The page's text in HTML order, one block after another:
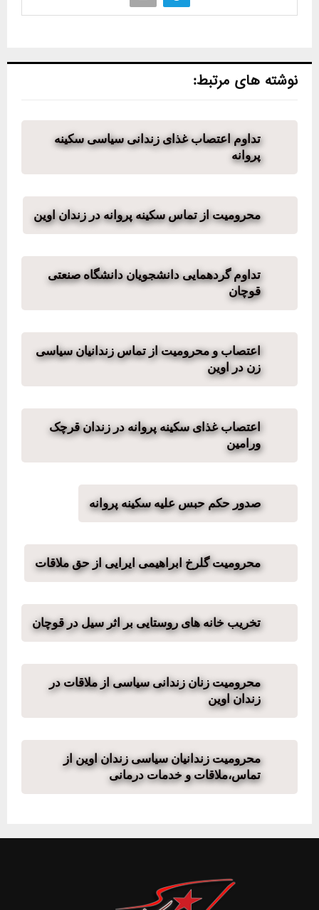
نوشته های مرتبط:
تداوم اعتصاب غذای زندانی سیاسی سکینه
پروانه
محرومیت از تماس سکینه پروانه در زندان اوین
تداوم گردهمایی دانشجویان دانشگاه صنعتی
قوچان
اعتصاب و محرومیت از تماس زندانیان سیاسی
زن در اوین
اعتصاب غذای سکینه پروانه در زندان قرچک
ورامین
صدور حکم حبس علیه سکینه پروانه
محرومیت گلرخ ابراهیمی ایرایی از حق ملاقات
تخریب خانه های روستایی بر اثر سیل در قوچان
محرومیت زنان زندانی سیاسی از ملاقات در
زندان اوین
محرومیت زندانیان سیاسی زندان اوین از
تماس،ملاقات و خدمات درمانی